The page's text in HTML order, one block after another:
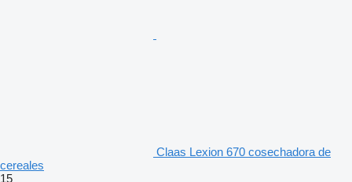
Claas Lexion 670 cosechadora de
cereales
15